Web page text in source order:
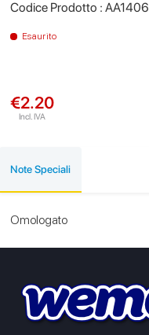
Codice Prodotto : AA1406
Esaurito
€2.20
Incl. IVA
Note Speciali
Omologato